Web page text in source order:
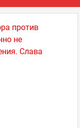
против
не
Слава